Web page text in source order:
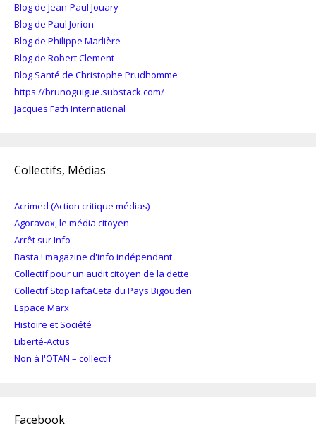
Blog de Jean-Paul Jouary
Blog de Paul Jorion
Blog de Philippe Marlière
Blog de Robert Clement
Blog Santé de Christophe Prudhomme
https://brunoguigue.substack.com/
Jacques Fath International
Collectifs, Médias
Acrimed (Action critique médias)
Agoravox, le média citoyen
Arrêt sur Info
Basta ! magazine d'info indépendant
Collectif pour un audit citoyen de la dette
Collectif StopTaftaCeta du Pays Bigouden
Espace Marx
Histoire et Société
Liberté-Actus
Non à l'OTAN – collectif
Facebook